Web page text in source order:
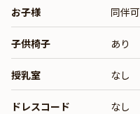
お子様 同伴可
子供椅子 あり
授乳室 なし
ドレスコード なし